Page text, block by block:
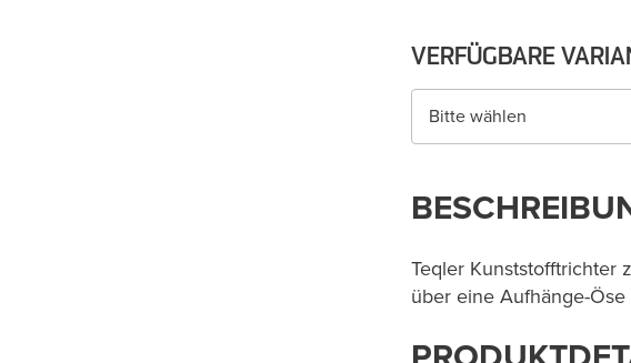
VERFÜGBARE
Bitte wählen
Teqler Kunststofftrichter
über eine Aufhänge-